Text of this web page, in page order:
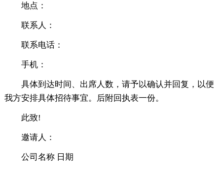
地点：
联系人：
联系电话：
手机：
具体到达时间、出席人数，请予以确认并回复，以便
我方安排具体招待事宜。后附回执表一份。
此致!
邀请人：
公司名称 日期